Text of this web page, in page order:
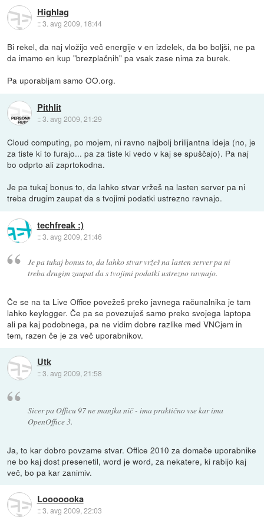
Highlag
::3. avg 2009, 18:44
Bi rekel, da naj vložijo več energije v en izdelek, da bo boljši, ne pa
da imamo en kup "brezplačnih" pa vsak zase nima za burek.
Pa uporabljam samo OO.org.
Pithlit
::3. avg 2009, 21:29
Cloud computing, po mojem, ni ravno najbolj brilijantna ideja (no, je
za tiste ki to furajo... pa za tiste ki vedo v kaj se spuščajo). Pa naj
bo odprto ali zaprtokodna.
Je pa tukaj bonus to, da lahko stvar vržeš na lasten server pa ni
treba drugim zaupat da s tvojimi podatki ustrezno ravnajo.
techfreak :)
::3. avg 2009, 21:46
Je pa tukaj bonus to, da lahko stvar vržeš na lasten server pa ni
treba drugim zaupat da s tvojimi podatki ustrezno ravnajo.
Če se na ta Live Office povežeš preko javnega računalnika je tam
lahko keylogger. Če pa se povezuješ samo preko svojega laptopa
ali pa kaj podobnega, pa ne vidim dobre razlike med VNCjem in
tem, razen če je za več uporabnikov.
Utk
::3. avg 2009, 21:58
Sicer pa Officu 97 ne manjka nič - ima praktično vse kar ima
OpenOffice 3.
Ja, to kar dobro povzame stvar. Office 2010 za domače uporabnike
ne bo kaj dost presenetil, word je word, za nekatere, ki rabijo kaj
več, bo pa kar zanimiv.
Looooooka
::3. avg 2009, 22:03